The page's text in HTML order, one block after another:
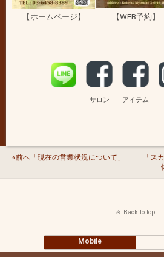
【ホームページ】 【WEB予約】
サロン アイテム
«前へ「現在の営業状況について」
「ス
Back to top
Mobile